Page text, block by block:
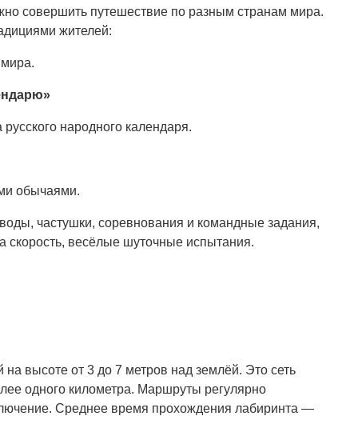
совершить путешествие по разным странам мира.
жителей:
народного календаря.
обычаями.
частушки, соревнования и командные задания,
весёлые шуточные испытания.
высоте от 3 до 7 метров над землёй. Это сеть
одного километра. Маршруты регулярно
Среднее время прохождения лабиринта —